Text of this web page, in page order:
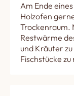
Am Ende
Holzofen
Trockenraum.
Restwärme
und Kräuter
Fischstücke